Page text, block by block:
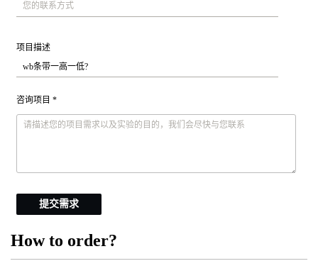
项目描述
咨询项目 *
提交需求
How to order?